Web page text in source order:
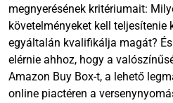
megnyerésének kritériumait:
követelményeket kell teljesítenie
egyáltalán kvalifikálja magát? És
elérnie ahhoz, hogy a
Amazon Buy Box-t, a lehető
online piactéren a